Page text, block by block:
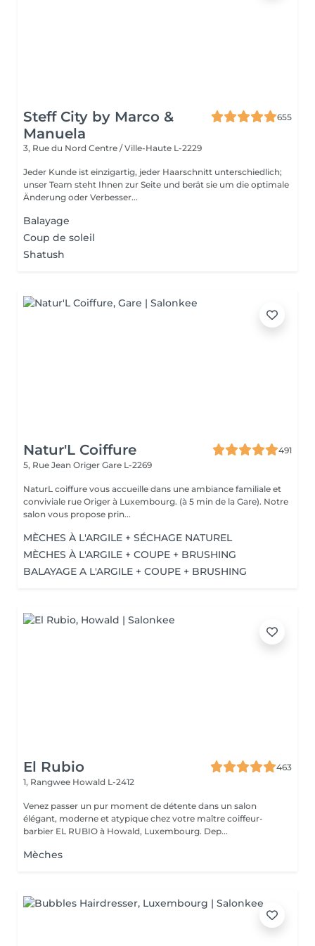
Steff City by Marco &
Manuela
655
3, Rue du Nord Centre / Ville-Haute L-2229
Jeder Kunde ist einzigartig, jeder Haarschnitt unterschiedlich;
unser Team steht Ihnen zur Seite und berät sie um die optimale
Änderung oder Verbesser...
Balayage
Coup de soleil
Shatush
Natur'L Coiffure
491
5, Rue Jean Origer Gare L-2269
NaturL coiffure vous accueille dans une ambiance familiale et
conviviale rue Origer à Luxembourg. (à 5 min de la Gare). Notre
salon vous propose prin...
MÈCHES À L'ARGILE + SÉCHAGE NATUREL
MÈCHES À L'ARGILE + COUPE + BRUSHING
BALAYAGE A L'ARGILE + COUPE + BRUSHING
El Rubio
463
1, Rangwee Howald L-2412
Venez passer un pur moment de détente dans un salon
élégant, moderne et atypique chez votre maître coiffeur-
barbier EL RUBIO à Howald, Luxembourg. Dep...
Mèches